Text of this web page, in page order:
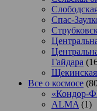
Спас-
Гайдара
Щекинская
Все о космосе
«Кондор-
ALMA (1)